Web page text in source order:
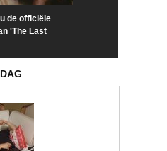
de officiële
'The Last